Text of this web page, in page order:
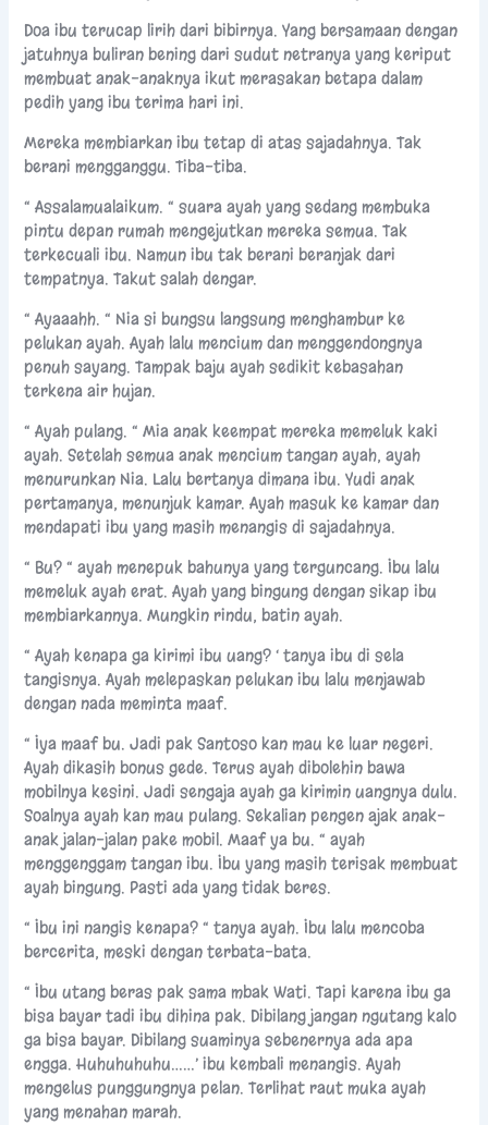
Doa ibu terucap lirih dari bibirnya. Yang bersamaan dengan
jatuhnya buliran bening dari sudut netranya yang keriput
membuat anak-anaknya ikut merasakan betapa dalam
pedih yang ibu terima hari ini.
Mereka membiarkan ibu tetap di atas sajadahnya. Tak
berani mengganggu. Tiba-tiba.
“ Assalamualaikum. “ suara ayah yang sedang membuka
pintu depan rumah mengejutkan mereka semua. Tak
terkecuali ibu. Namun ibu tak berani beranjak dari
tempatnya. Takut salah dengar.
“ Ayaaahh. “ Nia si bungsu langsung menghambur ke
pelukan ayah. Ayah lalu mencium dan menggendongnya
penuh sayang. Tampak baju ayah sedikit kebasahan
terkena air hujan.
“ Ayah pulang. “ Mia anak keempat mereka memeluk kaki
ayah. Setelah semua anak mencium tangan ayah, ayah
menurunkan Nia. Lalu bertanya dimana ibu. Yudi anak
pertamanya, menunjuk kamar. Ayah masuk ke kamar dan
mendapati ibu yang masih menangis di sajadahnya.
“ Bu? “ ayah menepuk bahunya yang terguncang. Ibu lalu
memeluk ayah erat. Ayah yang bingung dengan sikap ibu
membiarkannya. Mungkin rindu, batin ayah.
“ Ayah kenapa ga kirimi ibu uang? ‘ tanya ibu di sela
tangisnya. Ayah melepaskan pelukan ibu lalu menjawab
dengan nada meminta maaf.
“ Iya maaf bu. Jadi pak Santoso kan mau ke luar negeri.
Ayah dikasih bonus gede. Terus ayah dibolehin bawa
mobilnya kesini. Jadi sengaja ayah ga kirimin uangnya dulu.
Soalnya ayah kan mau pulang. Sekalian pengen ajak anak-
anak jalan-jalan pake mobil. Maaf ya bu. “ ayah
menggenggam tangan ibu. Ibu yang masih terisak membuat
ayah bingung. Pasti ada yang tidak beres.
“ Ibu ini nangis kenapa? “ tanya ayah. Ibu lalu mencoba
bercerita, meski dengan terbata-bata.
“ Ibu utang beras pak sama mbak Wati. Tapi karena ibu ga
bisa bayar tadi ibu dihina pak. Dibilang jangan ngutang kalo
ga bisa bayar. Dibilang suaminya sebenernya ada apa
engga. Huhuhuhuhu……’ ibu kembali menangis. Ayah
mengelus punggungnya pelan. Terlihat raut muka ayah
yang menahan marah.